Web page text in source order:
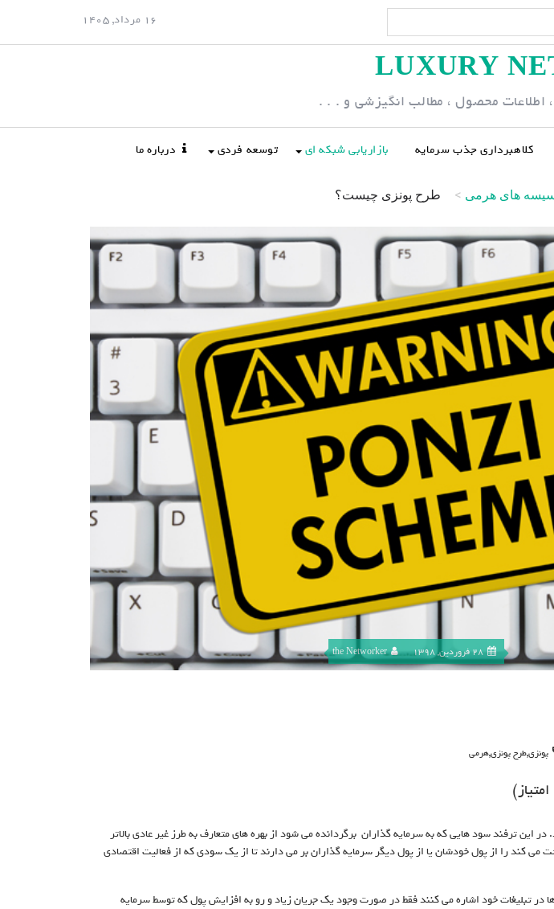
16 مرداد, 1405
LUXURY
اطلاعات محصول ، مطالب انگیزشی و . . .
کلاهبرداری جذب سرمایه بازاریابی شبکه ای توسعه فردی درباره ما
های هرمی > طرح پونزی چیست؟
28 فروردین, 1398 the Networker
پونزی,طرح پونزی,هرمی
این ترفند سود هایی که به سرمایه گذاران برگردانده می شود از بهره های متعارف به طرز غیر عادی بالاتر
کند را از پول خودشان یا از پول دیگر سرمایه گذاران بر می دارند تا از یک سودی که از فعالیت اقتصادی
در تبلیغات خود اشاره می کنند فقط در صورت وجود یک جریان زیاد و رو به افزایش پول که توسط سرمایه